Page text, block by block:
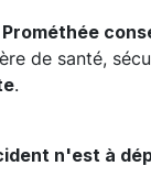
de santé,
.
n'est à